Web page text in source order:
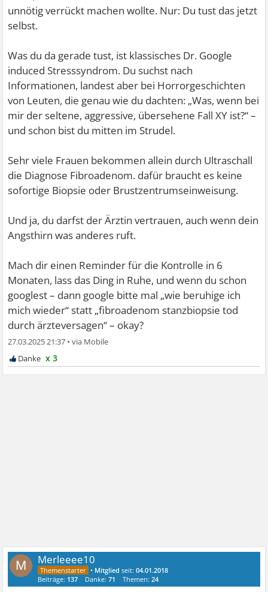
unnötig verrückt machen wollte. Nur: Du tust das jetzt
selbst.
Was du da gerade tust, ist klassisches Dr. Google
induced Stresssyndrom. Du suchst nach
Informationen, landest aber bei Horrorgeschichten
von Leuten, die genau wie du dachten: „Was, wenn bei
mir der seltene, aggressive, übersehene Fall XY ist?“ –
und schon bist du mitten im Strudel.
Sehr viele Frauen bekommen allein durch Ultraschall
die Diagnose Fibroadenom. dafür braucht es keine
sofortige Biopsie oder Brustzentrumseinweisung.
Und ja, du darfst der Ärztin vertrauen, auch wenn dein
Angsthirn was anderes ruft.
Mach dir einen Reminder für die Kontrolle in 6
Monaten, lass das Ding in Ruhe, und wenn du schon
googlest – dann google bitte mal „wie beruhige ich
mich wieder“ statt „fibroadenom stanzbiopsie tod
durch ärzteversagen“ – okay?
27.03.2025 21:37 •
x 3
M Merleeee10
• Mitglied seit:04.01.2018
Beiträge: 137 Danke:71 Themen:24